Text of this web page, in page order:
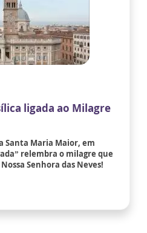
ligada ao Milagre
Santa Maria Maior, em
relembra o milagre que
Senhora das Neves!